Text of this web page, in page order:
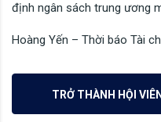
định ngân sách trung ương
Hoàng Yến – Thời báo Tài
TRỞ THÀNH HỘI VIÊN